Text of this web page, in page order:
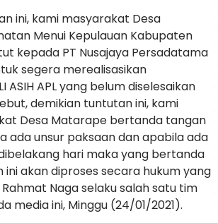
ini, kami masyarakat Desa
Menui Kepulauan Kabupaten
kepada PT Nusajaya Persadatama
segera merealisasikan
ASIH APL yang belum diselesaikan
demikian tuntutan ini, kami
Desa Matarape bertanda tangan
ada unsur paksaan dan apabila ada
hari maka yang bertanda
ini akan diproses secara hukum yang
Naga selaku salah satu tim
media ini, Minggu (24/01/2021).